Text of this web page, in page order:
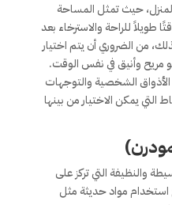
حيث تمثل المساحة
للراحة والاسترخاء بعد
من الضروري أن يتم اختيار
مريح وأنيق في نفس الوقت.
الشخصية والتوجهات
التي يمكن الاختيار من بينها
والنظيفة التي تركز على
مواد حديثة مثل